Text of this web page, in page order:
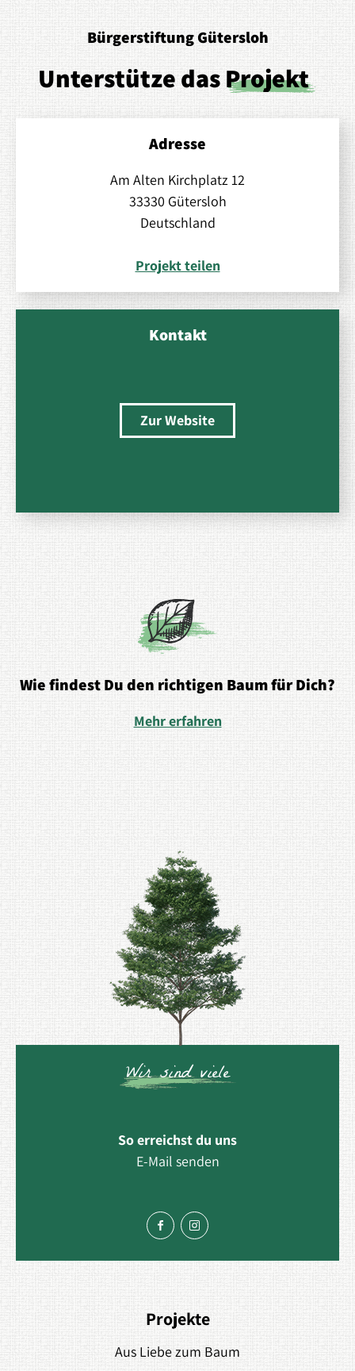
Bürgerstiftung Gütersloh
Unterstütze dasProjekt
Adresse
Am Alten Kirchplatz 12
33330 Gütersloh
Deutschland
Projekt teilen
Kontakt
Zur Website
Wie findest Du den richtigen Baum für Dich?
Mehr erfahren
Wir sind viele
So erreichst du uns
E-Mail senden
Projekte
Aus Liebe zum Baum